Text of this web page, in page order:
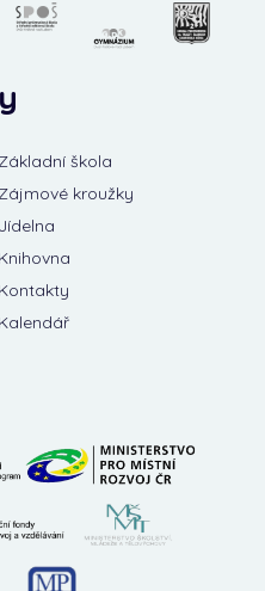
škola
kroužky
Jídelna
Knihovna
Kontakty
Kalendář